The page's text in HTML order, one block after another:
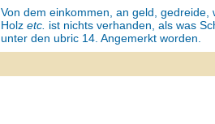
Von dem einkommen, an geld, gedreide,
Holz etc. ist nichts verhanden, als was
unter den ubric 14. Angemerkt worden.